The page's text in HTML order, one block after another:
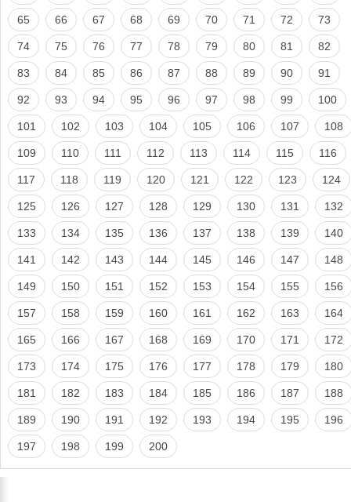
65 66 67 68 69 70 71 72 73
74 75 76 77 78 79 80 81 82
83 84 85 86 87 88 89 90 91
92 93 94 95 96 97 98 99 100
101 102 103 104 105 106 107 108
109 110 111 112 113 114 115 116
117 118 119 120 121 122 123 124
125 126 127 128 129 130 131 132
133 134 135 136 137 138 139 140
141 142 143 144 145 146 147 148
149 150 151 152 153 154 155 156
157 158 159 160 161 162 163 164
165 166 167 168 169 170 171 172
173 174 175 176 177 178 179 180
181 182 183 184 185 186 187 188
189 190 191 192 193 194 195 196
197 198 199 200